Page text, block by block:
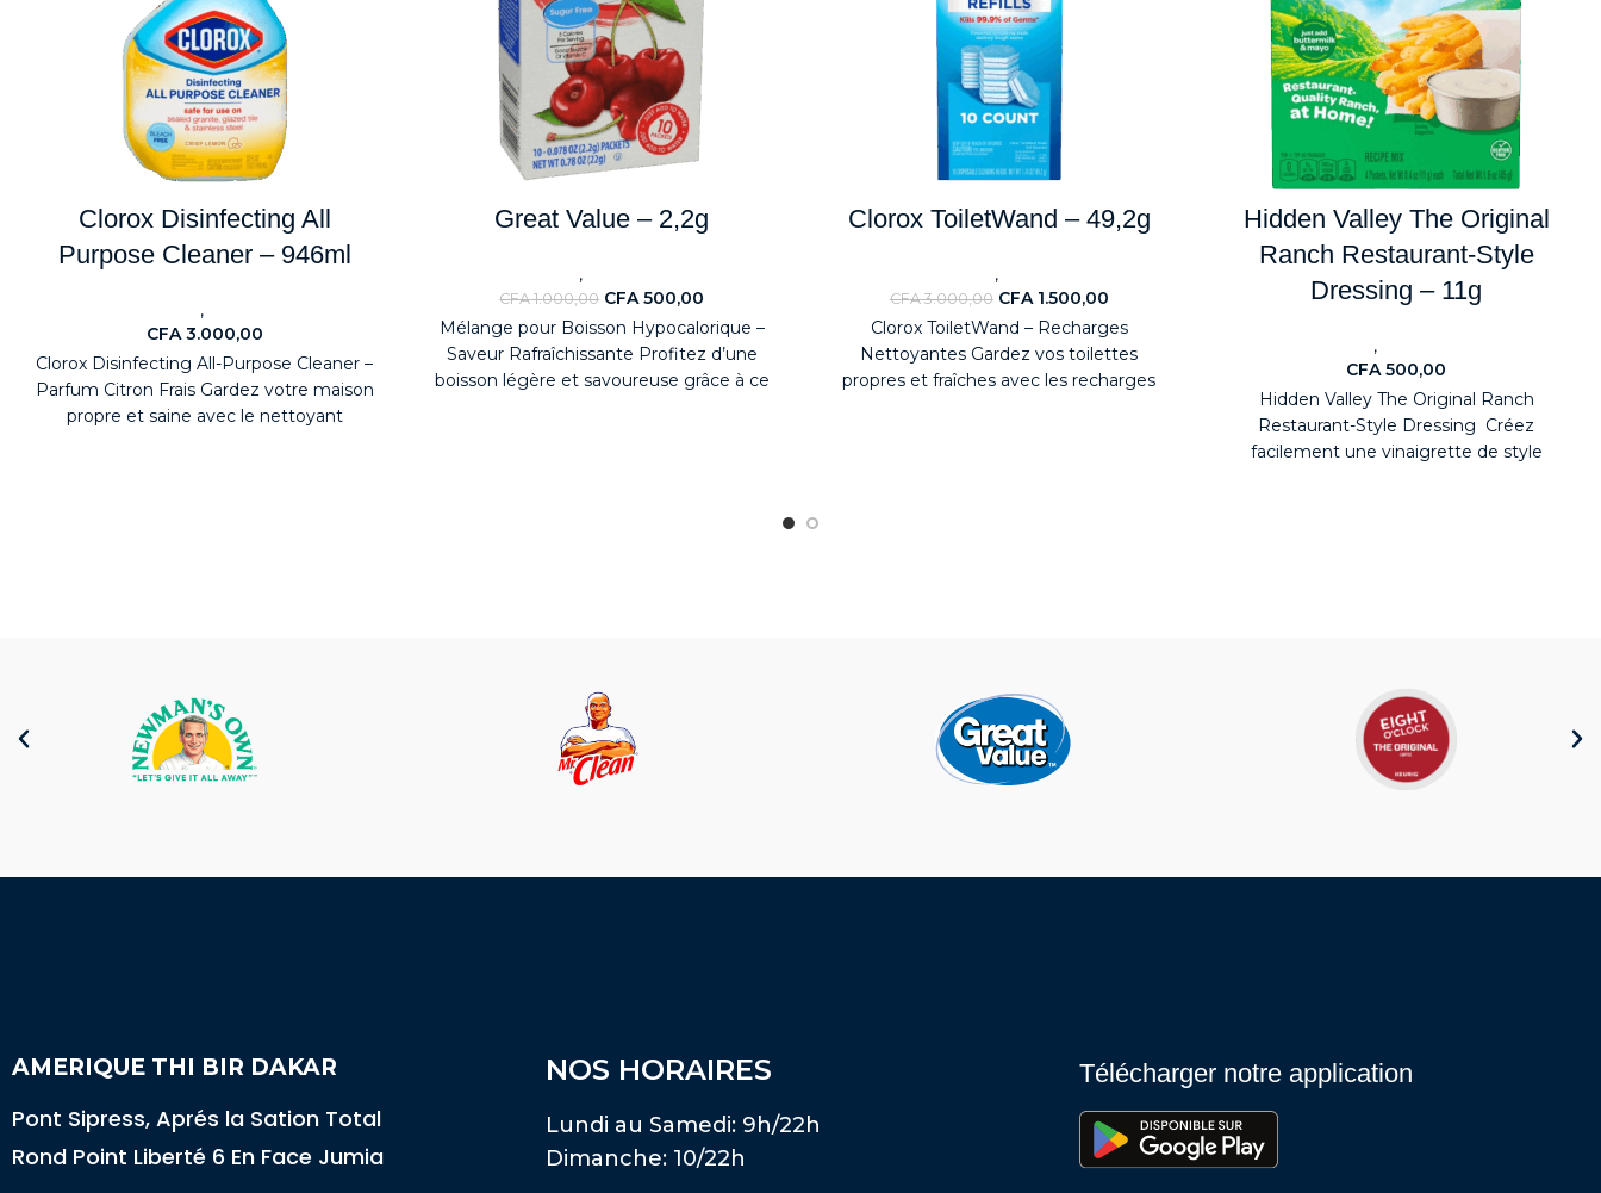
Clorox Disinfecting All
Purpose Cleaner – 946ml
,
CFA3.000,00
Clorox Disinfecting All-Purpose Cleaner –
Parfum Citron Frais Gardez votre maison
propre et saine avec le nettoyant
Great Value – 2,2g
,
CFA1.000,00 CFA500,00
Mélange pour Boisson Hypocalorique –
Saveur Rafraîchissante Profitez d’une
boisson légère et savoureuse grâce à ce
Clorox ToiletWand – 49,2g
,
CFA3.000,00 CFA1.500,00
Clorox ToiletWand – Recharges
Nettoyantes Gardez vos toilettes
propres et fraîches avec les recharges
Hidden Valley The Original
Ranch Restaurant-Style
Dressing – 11g
,
CFA500,00
Hidden Valley The Original Ranch
Restaurant-Style Dressing Créez
facilement une vinaigrette de style
AMERIQUE THI BIR DAKAR
Pont Sipress, Aprés la Sation Total
Rond Point Liberté 6 En Face Jumia
NOS HORAIRES
Lundi au Samedi: 9h/22h
Dimanche: 10/22h
Télécharger notre application